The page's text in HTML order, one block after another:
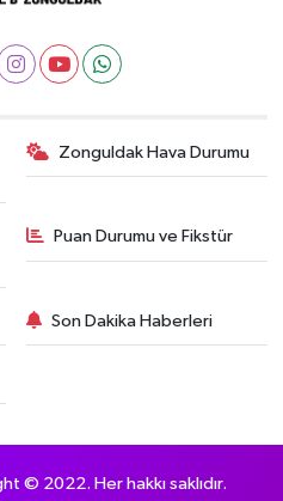
Zonguldak Hava Durumu
Puan Durumu ve Fikstür
Son Dakika Haberleri
© 2022. Her hakkı saklıdır.